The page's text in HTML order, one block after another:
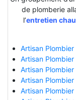
de plomberie
l’entretien
Artisan Plombier
Artisan Plombier
Artisan Plombier
Artisan Plombier
Artisan Plombier